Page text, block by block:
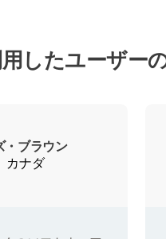
したユーザー
・ブラウン
カナダ